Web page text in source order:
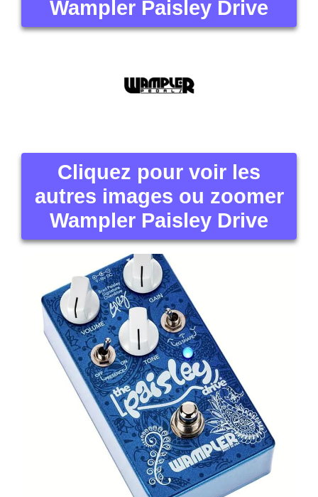
Wampler Paisley Drive
Cliquez pour voir les
autres images ou zoomer
Wampler Paisley Drive